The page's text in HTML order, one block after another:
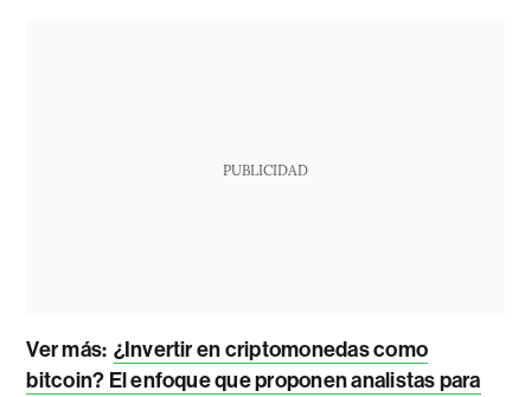
PUBLICIDAD
Ver más: ¿Invertir en criptomonedas como
bitcoin? El enfoque que proponen analistas para